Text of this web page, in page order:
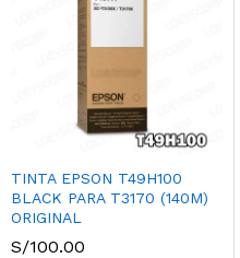
TINTA EPSON T49H100
BLACK PARA T3170 (140M)
ORIGINAL
S/100.00